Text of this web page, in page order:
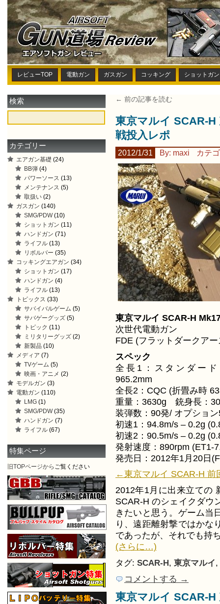
レビューTOP 電動ガン ガスガン コッキング ショットガン
← 前の記事を読む
東京マルイ SCAR-H
戦投入レポ
2012/1/31 By: maxi カテ
東京マルイ SCAR-H
次世代電動ガン
FDE (フラットダークア
スペック
全長1：スタンダード
965.2mm
全長2：CQC (折畳み時
重量：3630g 銃身長：
装弾数：90発/ オプショ
初速1：94.8m/s – 0.2g
初速2：90.5m/s – 0.2g
発射速度：890rpm (ET1-
発売日：2012年1月20日
←東京マルイ SCAR-H 前
2012年1月に出来立ての
SCAR-H のシェイクダウ
きたいと思う。ゲーム当
り、遠距離射撃ではかな
であったが、それでも持
(さらに…)
タグ: SCAR-H , 東京マルイ,
コメントする →
東京マルイ SCAR-H
検索
カテゴリー
エアガン基礎 (24)
BB弾 (4)
パワーソース (13)
メンテナンス (5)
取扱い (2)
ガスガン (140)
SMG/PDW(10)
ショットガン (11)
ハンドガン (71)
ライフル (13)
リボルバー (35)
コッキングエアガン (34)
ショットガン (17)
ハンドガン (4)
ライフル (13)
トピックス (33)
サバイバルゲーム (5)
サバゲーグッズ (5)
トピック (11)
ミリタリーグッズ (2)
新製品 (10)
メディア (7)
TVゲーム (5)
映画・アニメ (2)
モデルガン (3)
電動ガン (110)
LMG (1)
SMG/PDW(35)
ハンドガン (7)
ライフル (67)
特集ページ
旧TOPページから ご覧ください